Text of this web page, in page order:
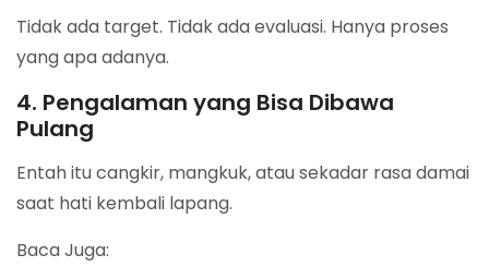
Tidak ada target. Tidak ada evaluasi. Hanya proses
yang apa adanya.
4. Pengalaman yang Bisa Dibawa
Pulang
Entah itu cangkir, mangkuk, atau sekadar rasa damai
saat hati kembali lapang.
Baca Juga: